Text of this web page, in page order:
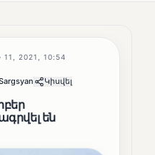
2021, 10:54
Կիսվել
են